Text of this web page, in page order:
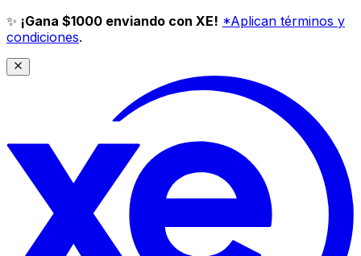
✨ ¡Gana $1000 enviando con XE! *Aplican términos y
condiciones.